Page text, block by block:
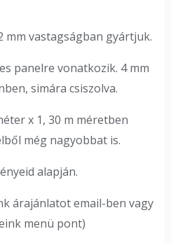
mm vastagságban gyártjuk.
panelre vonatkozik. 4 mm
simára csiszolva.
x 1, 30 m méretben
még nagyobbat is.
alapján.
árajánlatot email-ben vagy
menü pont)